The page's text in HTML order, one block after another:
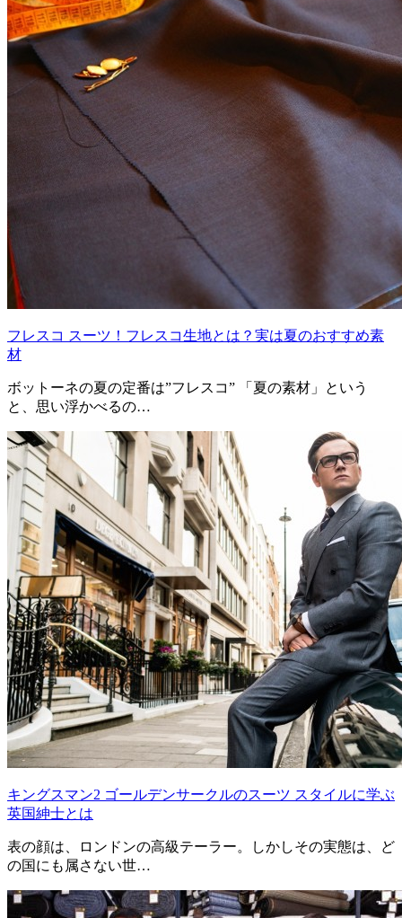
フレスコ スーツ！フレスコ生地とは？実は夏のおすすめ素
材
ボットーネの夏の定番は”フレスコ” 「夏の素材」という
と、思い浮かべるの…
キングスマン2 ゴールデンサークルのスーツ スタイルに学ぶ
英国紳士とは
表の顔は、ロンドンの高級テーラー。しかしその実態は、ど
の国にも属さない世…